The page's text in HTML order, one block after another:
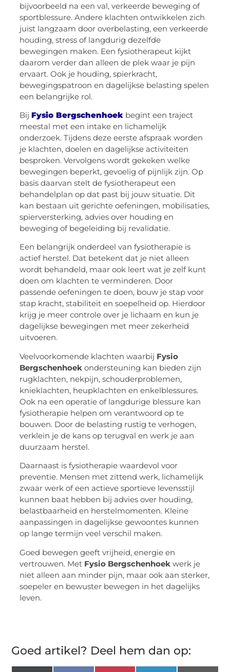
bijvoorbeeld na een val, verkeerde beweging of
sportblessure. Andere klachten ontwikkelen zich
juist langzaam door overbelasting, een verkeerde
houding, stress of langdurig dezelfde
bewegingen maken. Een fysiotherapeut kijkt
daarom verder dan alleen de plek waar je pijn
ervaart. Ook je houding, spierkracht,
bewegingspatroon en dagelijkse belasting spelen
een belangrijke rol.
BijFysio Bergschenhoek begint een traject
meestal met een intake en lichamelijk
onderzoek. Tijdens deze eerste afspraak worden
je klachten, doelen en dagelijkse activiteiten
besproken. Vervolgens wordt gekeken welke
bewegingen beperkt, gevoelig of pijnlijk zijn. Op
basis daarvan stelt de fysiotherapeut een
behandelplan op dat past bij jouw situatie. Dit
kan bestaan uit gerichte oefeningen, mobilisaties,
spierversterking, advies over houding en
beweging of begeleiding bij revalidatie.
Een belangrijk onderdeel van fysiotherapie is
actief herstel. Dat betekent dat je niet alleen
wordt behandeld, maar ook leert wat je zelf kunt
doen om klachten te verminderen. Door
passende oefeningen te doen, bouw je stap voor
stap kracht, stabiliteit en soepelheid op. Hierdoor
krijg je meer controle over je lichaam en kun je
dagelijkse bewegingen met meer zekerheid
uitvoeren.
Veelvoorkomende klachten waarbij Fysio
Bergschenhoek ondersteuning kan bieden zijn
rugklachten, nekpijn, schouderproblemen,
knieklachten, heupklachten en enkelblessures.
Ook na een operatie of langdurige blessure kan
fysiotherapie helpen om verantwoord op te
bouwen. Door de belasting rustig te verhogen,
verklein je de kans op terugval en werk je aan
duurzaam herstel.
Daarnaast is fysiotherapie waardevol voor
preventie. Mensen met zittend werk, lichamelijk
zwaar werk of een actieve sportieve levensstijl
kunnen baat hebben bij advies over houding,
belastbaarheid en herstelmomenten. Kleine
aanpassingen in dagelijkse gewoontes kunnen
op lange termijn veel verschil maken.
Goed bewegen geeft vrijheid, energie en
vertrouwen. Met Fysio Bergschenhoek werk je
niet alleen aan minder pijn, maar ook aan sterker,
soepeler en bewuster bewegen in het dagelijks
leven.
Goed artikel? Deel hem dan op: